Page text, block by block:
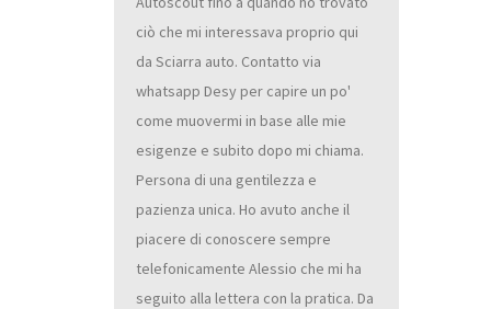
ciò che mi interessava proprio qui
da Sciarra auto. Contatto via
whatsapp Desy per capire un po'
come muovermi in base alle mie
esigenze e subito dopo mi chiama.
Persona di una gentilezza e
pazienza unica. Ho avuto anche il
piacere di conoscere sempre
telefonicamente Alessio che mi ha
seguito alla lettera con la pratica. Da